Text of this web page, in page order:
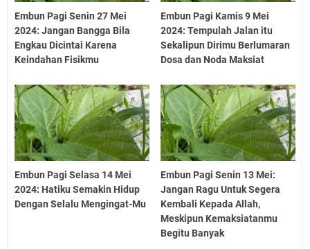
Embun Pagi Senin 27 Mei
2024: Jangan Bangga Bila
Engkau Dicintai Karena
Keindahan Fisikmu
Embun Pagi Kamis 9 Mei
2024: Tempulah Jalan itu
Sekalipun Dirimu Berlumaran
Dosa dan Noda Maksiat
Embun Pagi Selasa 14 Mei
2024: Hatiku Semakin Hidup
Dengan Selalu Mengingat-Mu
Embun Pagi Senin 13 Mei:
Jangan Ragu Untuk Segera
Kembali Kepada Allah,
Meskipun Kemaksiatanmu
Begitu Banyak